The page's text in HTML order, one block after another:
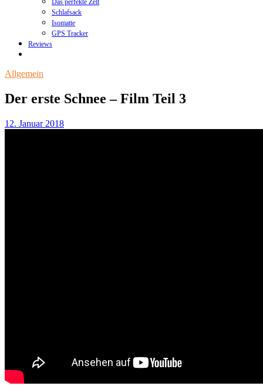
Das perfekte Zelt
Schlafsack
Isomatte
GPS Tracker
Reviews
Allgemein
Der erste Schnee – Film Teil 3
12. Januar 2018